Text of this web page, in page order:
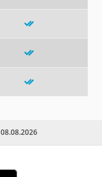
08.08.2026